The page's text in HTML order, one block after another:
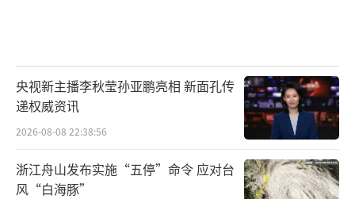
央视新主播李秋莹孙亚鹏亮相 新面孔传
递权威资讯
2026-08-08 22:38:56
浙江舟山发布实施“五停”命令 应对台
风“白海豚”